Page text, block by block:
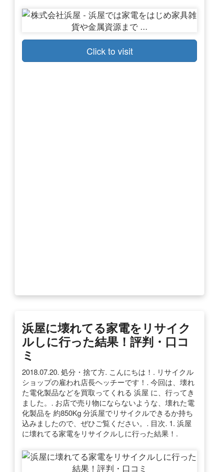
Click to visit
浜屋に壊れてる家電をリサイク
ルしに行った結果！評判・口コ
ミ
2018.07.20. 処分・捨て方. こんにちは！. リサイクル
ショップの雇われ店長ヘッチーです！. 今回は、壊れ
た電化製品などを買取ってくれる 浜屋 に、行ってき
ました。. お店で売り物にならないような、壊れた電
化製品を 約850Kg 分浜屋でリサイクルできるか持ち
込みましたので、ぜひご覧ください。. 目次. 1. 浜屋
に壊れてる家電をリサイクルしに行った結果！.